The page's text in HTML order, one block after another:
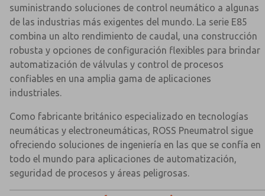
suministrando soluciones de control neumático a algunas
de las industrias más exigentes del mundo. La serie E85
combina un alto rendimiento de caudal, una construcción
robusta y opciones de configuración flexibles para brindar
automatización de válvulas y control de procesos
confiables en una amplia gama de aplicaciones
industriales.
Como fabricante británico especializado en tecnologías
neumáticas y electroneumáticas, ROSS Pneumatrol sigue
ofreciendo soluciones de ingeniería en las que se confía en
todo el mundo para aplicaciones de automatización,
seguridad de procesos y áreas peligrosas.